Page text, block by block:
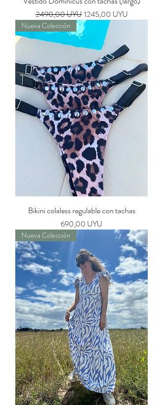
Precio
2490,00 UYU Precio de oferta
1245,00 UYU
Nueva Colección
Bikini colaless regulable con tachas
Precio
690,00 UYU
Nueva Colección